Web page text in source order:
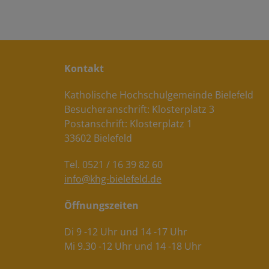
Katholische Hochschulgemeinde Bielefeld
Besucheranschrift: Klosterplatz 3
Postanschrift: Klosterplatz 1
33602 Bielefeld
Tel. 0521 / 16 39 82 60
info@khg-bielefeld.de
Öffnungszeiten
Di 9 -12 Uhr und 14 -17 Uhr
Mi 9.30 -12 Uhr und 14 -18 Uhr